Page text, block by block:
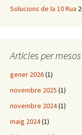
Solucions de la 10 Rua
Articles per mesos
gener 2026(1)
novembre 2025 (1)
novembre 2024(1)
maig 2024(1)